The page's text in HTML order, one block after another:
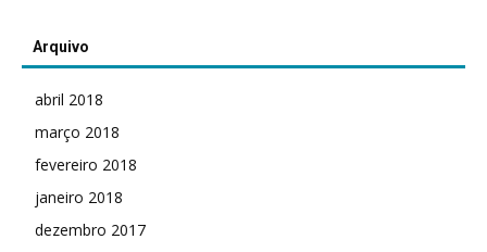
Arquivo
abril 2018
março 2018
fevereiro 2018
janeiro 2018
dezembro 2017